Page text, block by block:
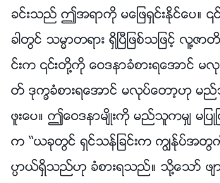
ခင္းသည္ ဤအရာကို မေျဖရွင္းႏိုင္ေပ
ခါတြင္ သမၼာတရား ရွိၿပီျဖစ္သျဖင့္ လူ႔ဇာ
င္းက ၎တို႔ကို ေဝဒနာခံစားရေအာင္ မ
တ္ ဒုကၡခံစားရေအာင္ မလုပ္ေတာ့ဟု မည္
ဖူးေပ။ ဤေဝဒနာမ်ိဳးကို မည္သူကမွ် မျပဳ
က “ယခုတြင္ ရွင္သန္ျခင္းက ကြၽန္ုပ္အတ
ပၸာယ္ရွိသည္ဟု ခံစားရသည္။ သို႔ေသာ္ ဖ်ာ